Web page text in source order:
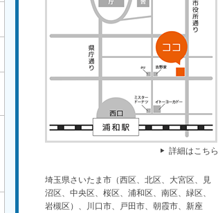
詳細はこちら
埼玉県さいたま市（西区、北区、大宮区、見
沼区、中央区、桜区、浦和区、南区、緑区、
岩槻区）、川口市、戸田市、朝霞市、新座